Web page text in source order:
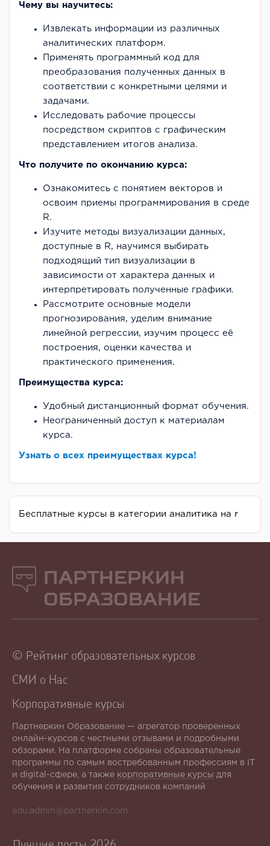
Чему вы научитесь:
Извлекать информации из различных
аналитических платформ.
Применять программный код для
преобразования полученных данных в
соответствии с конкретными целями и
задачами.
Исследовать рабочие процессы
посредством скриптов с графическим
представлением итогов анализа.
Что получите по окончанию курса:
Ознакомитесь с понятием векторов и
освоим приемы программирования в среде
R.
Изучите методы визуализации данных,
доступные в R, научимся выбирать
подходящий тип визуализации в
зависимости от характера данных и
интерпретировать полученные графики.
Рассмотрите основные модели
прогнозирования, уделим внимание
линейной регрессии, изучим процесс её
построения, оценки качества и
практического применения.
Преимущества курса:
Удобный дистанционный формат обучения.
Неограниченный доступ к материалам
курса.
Узнать о всех преимуществах курса!
Бесплатные курсы в категории аналитика на r
Партнеркин
Образование
© Рейтинг образовательных курсов
СМИ о Нас
Корпоративные курсы
Партнеркин Образование — агрегатор проверенных
онлайн-курсов с честными отзывами и подробными
обзорами. На платформе собраны образовательные
программы по самым востребованным профессиям в IT
и digital-сфере, а также корпоративные курсы для
обучения и развития сотрудников компаний
edu.admin@partnerkin.com